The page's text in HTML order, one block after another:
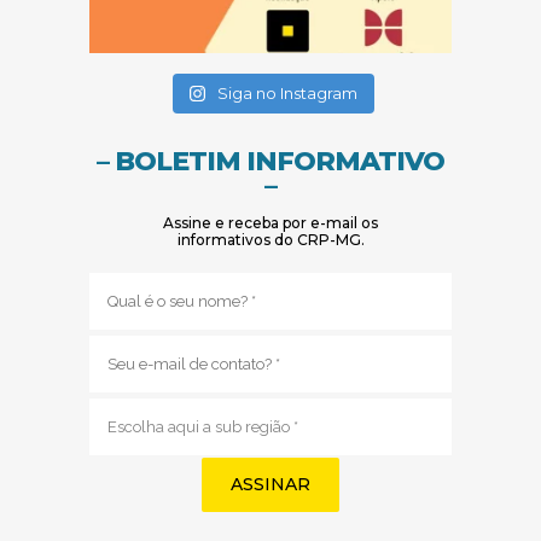
Siga no Instagram
– BOLETIM INFORMATIVO
–
Assine e receba por e-mail os
informativos do CRP-MG.
mail
região